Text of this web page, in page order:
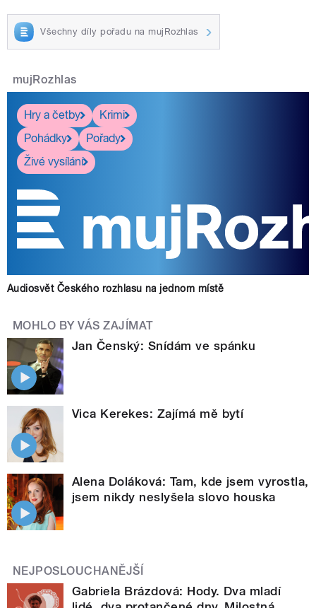
Všechny díly pořadu na mujRozhlas
mujRozhlas
Hry a četby
Krimi
Pohádky
Pořady
Živé vysílání
Audiosvět Českého rozhlasu na jednom místě
MOHLO BY VÁS ZAJÍMAT
Jan Čenský: Snídám ve spánku
Vica Kerekes: Zajímá mě bytí
Alena Doláková: Tam, kde jsem vyrostla,
jsem nikdy neslyšela slovo houska
NEJPOSLOUCHANĚJŠÍ
Gabriela Brázdová: Hody. Dva mladí